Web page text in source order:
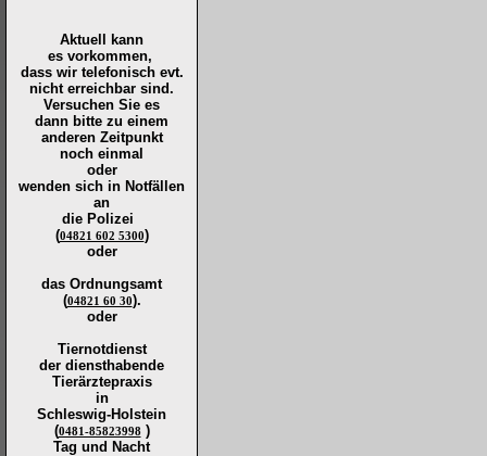
Aktuell kann
es vorkommen,
dass wir telefonisch evt.
nicht erreichbar sind.
Versuchen Sie es
dann bitte zu einem
anderen Zeitpunkt
noch einmal
oder
wenden sich in Notfällen
an
die Polizei
(04821 602 5300)
oder
das Ordnungsamt
(04821 60 30).
oder
Tiernotdienst
der diensthabende
Tierärztepraxis
in
Schleswig-Holstein
(0481-85823998 )
Tag und Nacht